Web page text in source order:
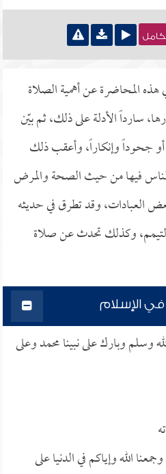
المحاضرة عن أهمية الصلاة
سارداً الأدلة على ذلك، ثم بيّن
جحوداً وإنكاراً، وأعقب ذلك
فيها من حيث الصحة والمرض
العبادات، وقد تطرق في حديثه
وكذلك تحدث عن صلاة
في الإسلام
وسلم وبارك على نبينا محمد وعلى
الله وإياكم في الدنيا على